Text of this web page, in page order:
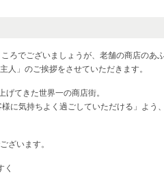
ろでございましょうが、老舗の商店のあ
人」のご挨拶をさせていただきます。
てきた世界一の商店街。
に気持ちよく過ごしていただける」よう
ざいます。
く